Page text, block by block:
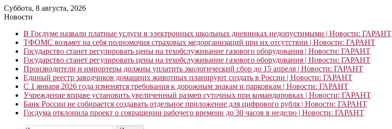
Суббота, 8 августа, 2026
Новости
В Госдуме назвали платные услуги в электронных школьных дневниках недопустимыми | Новости: ГАРАНТ
ТФОМС возьмет на себя полномочия страховых медорганизаций при их отсутствии | Новости: ГАРАНТ
Государство станет регулировать цены на техобслуживание газового оборудования | Новости: ГАРАНТ
Государство станет регулировать цены на техобслуживание газового оборудования | Новости: ГАРАНТ
Производители и импортеры должны уплатить экологический сбор до 15 апреля | Новости: ГАРАНТ
Единый реестр заводчиков домашних животных планируют создать в России | Новости: ГАРАНТ
С 1 января 2026 года изменятся требования к дорожным знакам и парковкам | Новости: ГАРАНТ
Учреждение вправе установить увеличенный размер суточных при командировках | Новости: ГАРАНТ
Банк России не собирается создавать отдельное приложение для цифрового рубля | Новости: ГАРАНТ
Госдума отклонила проект о сокращении рабочего времени до 30 часов в неделю | Новости: ГАРАНТ